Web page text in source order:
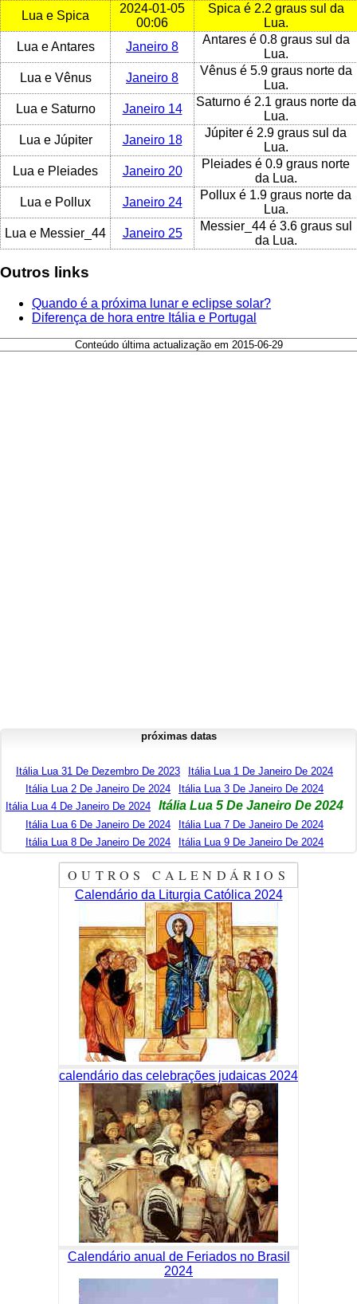
Lua e Spica
2024-01-05
00:06
Spica é 2.2 graus sul da
Lua.
Lua e Antares
Janeiro 8
Antares é 0.8 graus sul da
Lua.
Lua e Vênus
Janeiro 8
Vênus é 5.9 graus norte da
Lua.
Lua e Saturno
Janeiro 14
Saturno é 2.1 graus norte da
Lua.
Lua e Júpiter
Janeiro 18
Júpiter é 2.9 graus sul da
Lua.
Lua e Pleiades
Janeiro 20
Pleiades é 0.9 graus norte
da Lua.
Lua e Pollux
Janeiro 24
Pollux é 1.9 graus norte da
Lua.
Lua e Messier_44
Janeiro 25
Messier_44 é 3.6 graus sul
da Lua.
Outros links
Quando é a próxima lunar e eclipse solar?
Diferença de hora entre Itália e Portugal
Conteúdo última actualização em 2015-06-29
próximas datas
Itália Lua 31 De Dezembro De 2023
Itália Lua 1 De Janeiro De 2024
Itália Lua 2 De Janeiro De 2024
Itália Lua 3 De Janeiro De 2024
Itália Lua 4 De Janeiro De 2024
Itália Lua 5 De Janeiro De 2024
Itália Lua 6 De Janeiro De 2024
Itália Lua 7 De Janeiro De 2024
Itália Lua 8 De Janeiro De 2024
Itália Lua 9 De Janeiro De 2024
OUTROS CALENDÁRIOS
Calendário da Liturgia Católica 2024
calendário das celebrações judaicas 2024
Calendário anual de Feriados no Brasil
2024